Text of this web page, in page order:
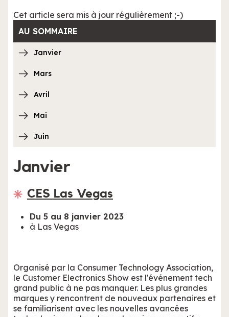
Cet article sera mis à jour régulièrement ;-)
AU SOMMAIRE
Janvier
Mars
Avril
Mai
Juin
Janvier
CES Las Vegas
Du 5 au 8 janvier 2023
à Las Vegas
Organisé par la Consumer Technology Association,
le Customer Electronics Show est l'événement tech
grand public à ne pas manquer. Les plus grandes
marques y rencontrent de nouveaux partenaires et
se familiarisent avec les nouvelles avancées